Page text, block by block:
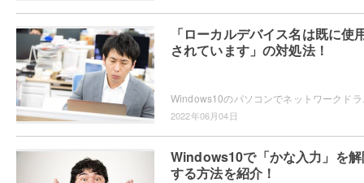
「ローカルデバイス名は既に使
されています」の対処法！
2022年06月04日
Windows10で「かな入力」を
する方法を紹介！